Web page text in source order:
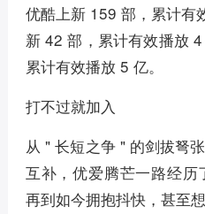
优酷上新 159 部，累计有
新 42 部，累计有效播放
累计有效播放 5 亿。
打不过就加入
从 " 长短之争 " 的剑拔弩
互补，优爱腾芒一路经历
再到如今拥抱抖快，甚至想